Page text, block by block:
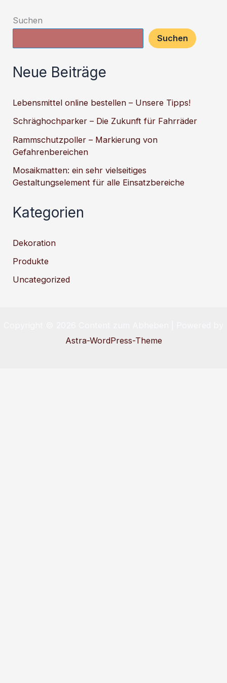
Suchen
Suchen
Neue Beiträge
Lebensmittel online bestellen – Unsere Tipps!
Schräghochparker – Die Zukunft für Fahrräder
Rammschutzpoller – Markierung von
Gefahrenbereichen
Mosaikmatten: ein sehr vielseitiges
Gestaltungselement für alle Einsatzbereiche
Kategorien
Dekoration
Produkte
Uncategorized
Astra-WordPress-Theme